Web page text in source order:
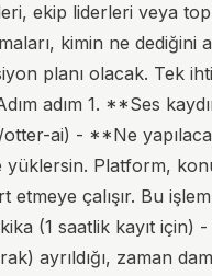
ekip liderleri veya
kimin ne dediğini
planı olacak. Tek
adım 1. **Ses
ai) - **Ne
Platform,
etmeye çalışır. Bu
(1 saatlik kayıt için)
ayrıldığı, zaman